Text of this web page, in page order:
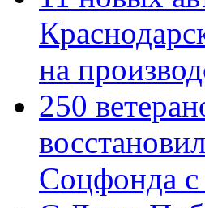
на
250
Соцфонда с